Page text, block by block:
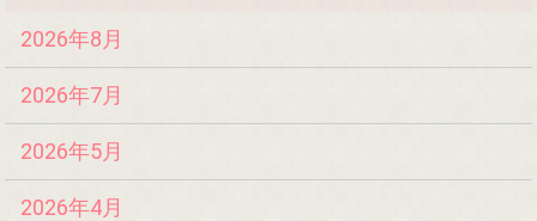
2026年8月
2026年7月
2026年5月
2026年4月